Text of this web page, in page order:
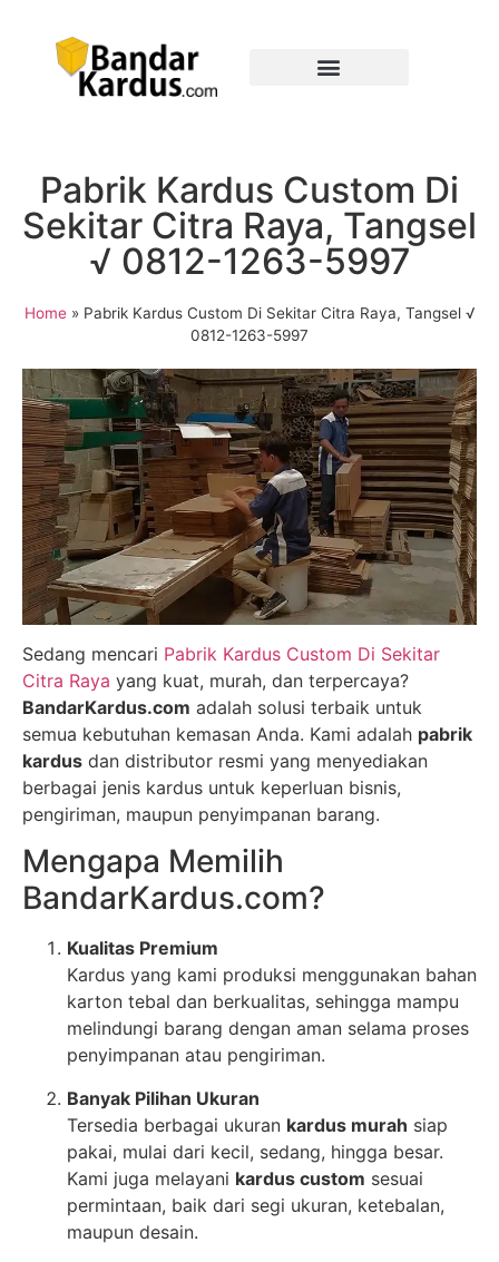
Pabrik Kardus Custom Di
Sekitar Citra Raya, Tangsel
√ 0812-1263-5997
Home» Pabrik Kardus Custom Di Sekitar Citra Raya, Tangsel √
0812-1263-5997
Sedang mencari Pabrik Kardus Custom Di Sekitar
Citra Raya yang kuat, murah, dan terpercaya?
BandarKardus.com adalah solusi terbaik untuk
semua kebutuhan kemasan Anda. Kami adalah pabrik
kardus dan distributor resmi yang menyediakan
berbagai jenis kardus untuk keperluan bisnis,
pengiriman, maupun penyimpanan barang.
Mengapa Memilih
BandarKardus.com?
Kualitas Premium
Kardus yang kami produksi menggunakan bahan
karton tebal dan berkualitas, sehingga mampu
melindungi barang dengan aman selama proses
penyimpanan atau pengiriman.
Banyak Pilihan Ukuran
Tersedia berbagai ukuran kardus murah siap
pakai, mulai dari kecil, sedang, hingga besar.
Kami juga melayani kardus custom sesuai
permintaan, baik dari segi ukuran, ketebalan,
maupun desain.